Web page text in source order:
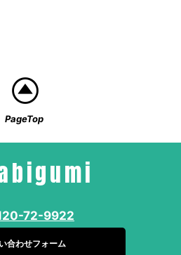
PageTop
72-9922
合わせフォーム